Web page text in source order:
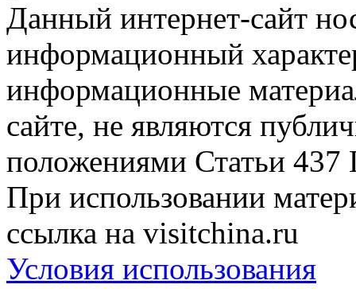
Данный интернет-сайт
информационный
информационные
сайте, не являются
положениями Статьи 437
При использовании
ссылка на visitchina.ru
Условия использования